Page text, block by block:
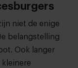
niet de enige
belangstelling
Ook langer
kleinere